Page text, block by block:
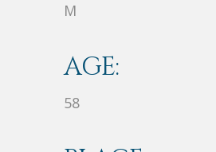
M
AGE:
58